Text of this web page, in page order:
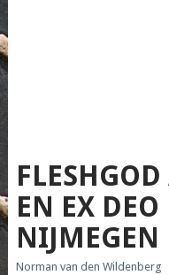
FLESHGOD
EN EX
NIJMEGEN
Norman van den Wildenberg